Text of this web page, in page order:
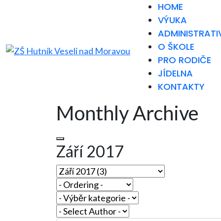
HOME
VÝUKA
O ŠKOLE
PRO RODIČE
JÍDELNA
KONTAKTY
Monthly Archive
Září 2017